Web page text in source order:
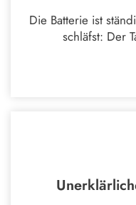
Die Batterie ist
schläfst: Der